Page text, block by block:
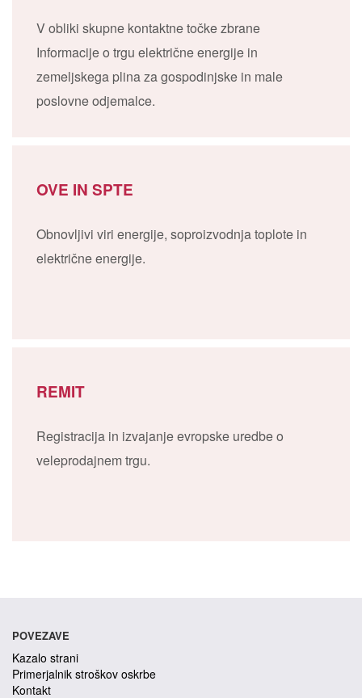
V obliki skupne kontaktne točke zbrane
Informacije o trgu električne energije in
zemeljskega plina za gospodinjske in male
poslovne odjemalce.
OVE IN SPTE
Obnovljivi viri energije, soproizvodnja toplote in
električne energije.
REMIT
Registracija in izvajanje evropske uredbe o
veleprodajnem trgu.
POVEZAVE
Kazalo strani
Primerjalnik stroškov oskrbe
Kontakt